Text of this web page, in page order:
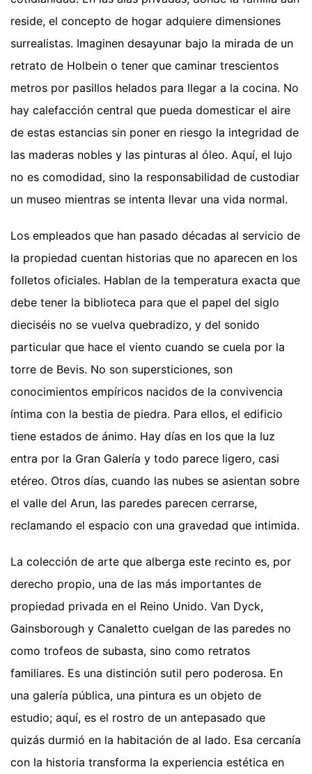
reside, el concepto de hogar adquiere dimensiones
surrealistas. Imaginen desayunar bajo la mirada de un
retrato de Holbein o tener que caminar trescientos
metros por pasillos helados para llegar a la cocina. No
hay calefacción central que pueda domesticar el aire
de estas estancias sin poner en riesgo la integridad de
las maderas nobles y las pinturas al óleo. Aquí, el lujo
no es comodidad, sino la responsabilidad de custodiar
un museo mientras se intenta llevar una vida normal.
Los empleados que han pasado décadas al servicio de
la propiedad cuentan historias que no aparecen en los
folletos oficiales. Hablan de la temperatura exacta que
debe tener la biblioteca para que el papel del siglo
dieciséis no se vuelva quebradizo, y del sonido
particular que hace el viento cuando se cuela por la
torre de Bevis. No son supersticiones, son
conocimientos empíricos nacidos de la convivencia
íntima con la bestia de piedra. Para ellos, el edificio
tiene estados de ánimo. Hay días en los que la luz
entra por la Gran Galería y todo parece ligero, casi
etéreo. Otros días, cuando las nubes se asientan sobre
el valle del Arun, las paredes parecen cerrarse,
reclamando el espacio con una gravedad que intimida.
La colección de arte que alberga este recinto es, por
derecho propio, una de las más importantes de
propiedad privada en el Reino Unido. Van Dyck,
Gainsborough y Canaletto cuelgan de las paredes no
como trofeos de subasta, sino como retratos
familiares. Es una distinción sutil pero poderosa. En
una galería pública, una pintura es un objeto de
estudio; aquí, es el rostro de un antepasado que
quizás durmió en la habitación de al lado. Esa cercanía
con la historia transforma la experiencia estética en